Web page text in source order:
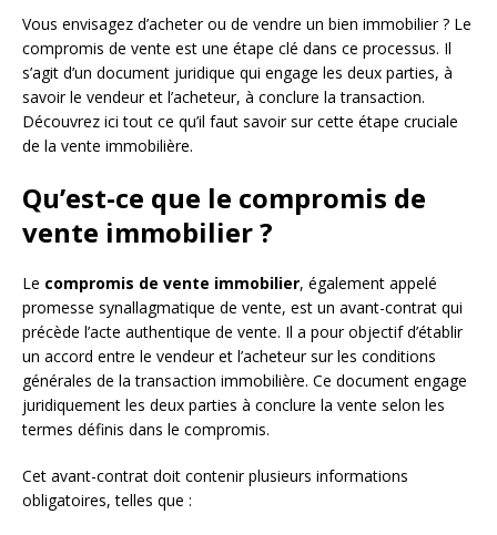
Vous envisagez d’acheter ou de vendre un bien immobilier ? Le
compromis de vente est une étape clé dans ce processus. Il
s’agit d’un document juridique qui engage les deux parties, à
savoir le vendeur et l’acheteur, à conclure la transaction.
Découvrez ici tout ce qu’il faut savoir sur cette étape cruciale
de la vente immobilière.
Qu’est-ce que le compromis de
vente immobilier ?
Le compromis de vente immobilier, également appelé
promesse synallagmatique de vente, est un avant-contrat qui
précède l’acte authentique de vente. Il a pour objectif d’établir
un accord entre le vendeur et l’acheteur sur les conditions
générales de la transaction immobilière. Ce document engage
juridiquement les deux parties à conclure la vente selon les
termes définis dans le compromis.
Cet avant-contrat doit contenir plusieurs informations
obligatoires, telles que :